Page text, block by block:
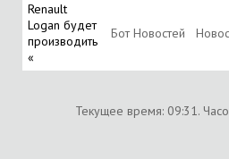
Renault
Logan будет
производить
«
Бот Новостей
Текущее время: 09:31.